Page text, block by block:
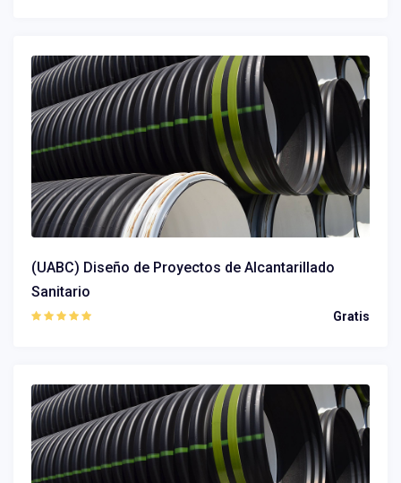
(UABC) Diseño de Proyectos de Alcantarillado
Sanitario
Gratis